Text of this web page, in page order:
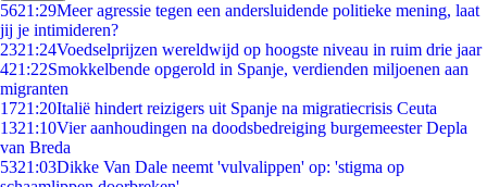
5621:29Meer agressie tegen een andersluidende politieke mening, laat
jij je intimideren?
2321:24Voedselprijzen wereldwijd op hoogste niveau in ruim drie jaar
421:22Smokkelbende opgerold in Spanje, verdienden miljoenen aan
migranten
1721:20Italië hindert reizigers uit Spanje na migratiecrisis Ceuta
1321:10Vier aanhoudingen na doodsbedreiging burgemeester Depla
van Breda
5321:03Dikke Van Dale neemt 'vulvalippen' op: 'stigma op